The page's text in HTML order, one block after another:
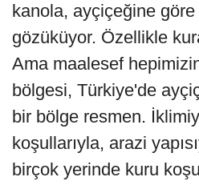
kanola, ayçiçeğine
gözüküyor. Özellikle
Ama maalesef
bölgesi, Türkiye'de
bir bölge resmen.
koşullarıyla, arazi
birçok yerinde kuru